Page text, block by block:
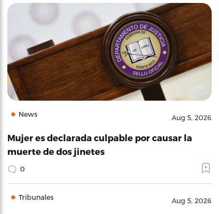
News Aug 5, 2026
Mujer es declarada culpable por causar la
muerte de dos jinetes
0
Tribunales Aug 5, 2026